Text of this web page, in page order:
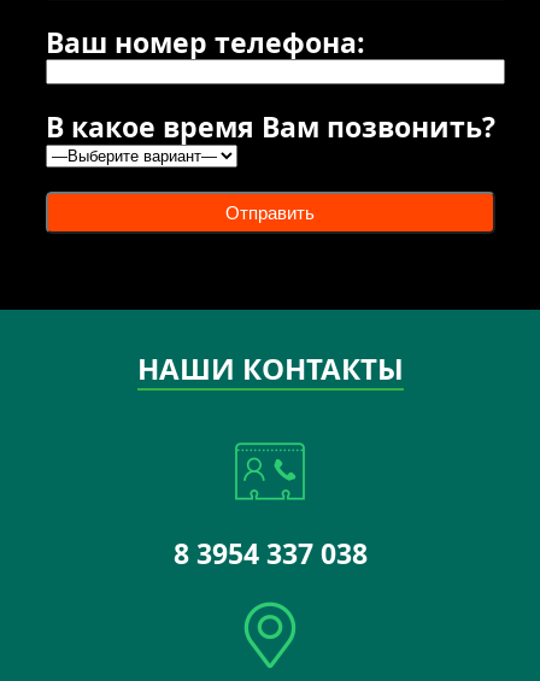
Ваш номер телефона:
В какое время Вам позвонить?
Отправить
НАШИ КОНТАКТЫ
8 3954 337 038